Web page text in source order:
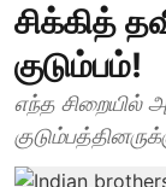
சிக்கித்
குடும்பம்!
எந்த சிறையில்